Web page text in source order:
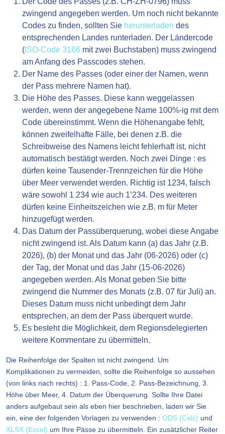
zwingend angegeben werden. Um noch nicht bekannte
Codes zu finden, sollten Sie herunterladen des
entsprechenden Landes runterladen. Der Ländercode
( ISO-Code 3166 mit zwei Buchstaben) muss zwingend
am Anfang des Passcodes stehen.
Der Name des Passes (oder einer der Namen, wenn
der Pass mehrere Namen hat).
Die Höhe des Passes. Diese kann weggelassen
werden, wenn der angegebene Name 100%-ig mit dem
Code übereinstimmt. Wenn die Höhenangabe fehlt,
können zweifelhafte Fälle, bei denen z.B. die
Schreibweise des Namens leicht fehlerhaft ist, nicht
automatisch bestätigt werden. Noch zwei Dinge : es
dürfen keine Tausender-Trennzeichen für die Höhe
über Meer verwendet werden. Richtig ist 1234, falsch
wäre sowohl 1 234 wie auch 1’234. Des weiteren
dürfen keine Einheitszeichen wie z.B. m für Meter
hinzugefügt werden.
Das Datum der Passüberquerung, wobei diese Angabe
nicht zwingend ist. Als Datum kann (a) das Jahr (z.B.
2026), (b) der Monat und das Jahr (06-2026) oder (c)
der Tag, der Monat und das Jahr (15-06-2026)
angegeben werden. Als Monat geben Sie bitte
zwingend die Nummer des Monats (z.B. 07 für Juli) an.
Dieses Datum muss nicht unbedingt dem Jahr
entsprechen, an dem der Pass überquert wurde.
Es besteht die Möglichkeit, dem Regionsdelegierten
weitere Kommentare zu übermitteln.
Die Reihenfolge der Spalten ist nicht zwingend. Um
Komplikationen zu vermeiden, sollte die Reihenfolge so aussehen
(von links nach rechts) : 1. Pass-Code, 2. Pass-Bezeichnung, 3.
Höhe über Meer, 4. Datum der Überquerung. Sollte Ihre Datei
anders aufgebaut sein als eben hier beschrieben, laden wir Sie
ein, eine der folgenden Vorlagen zu verwenden : ODS (Calc) und
XLSX (Excel) um Ihre Pässe zu übermitteln. Ein zusätzlicher Reiter